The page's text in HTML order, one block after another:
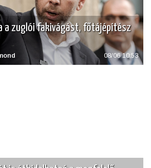
a zuglói fakivágást, főtájépítész
08/06 10:53